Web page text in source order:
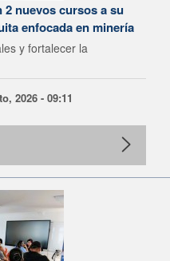
2 nuevos cursos a su
enfocada en minería
y fortalecer la
2026 - 09:11